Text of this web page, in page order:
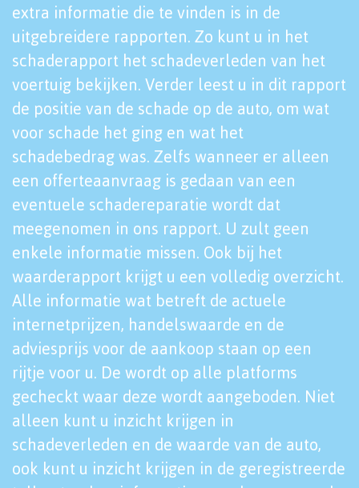
extra informatie die te vinden is in de
uitgebreidere rapporten. Zo kunt u in het
schaderapport het schadeverleden van het
voertuig bekijken. Verder leest u in dit rapport
de positie van de schade op de auto, om wat
voor schade het ging en wat het
schadebedrag was. Zelfs wanneer er alleen
een offerteaanvraag is gedaan van een
eventuele schadereparatie wordt dat
meegenomen in ons rapport. U zult geen
enkele informatie missen. Ook bij het
waarderapport krijgt u een volledig overzicht.
Alle informatie wat betreft de actuele
internetprijzen, handelswaarde en de
adviesprijs voor de aankoop staan op een
rijtje voor u. De wordt op alle platforms
gecheckt waar deze wordt aangeboden. Niet
alleen kunt u inzicht krijgen in
schadeverleden en de waarde van de auto,
ook kunt u inzicht krijgen in de geregistreerde